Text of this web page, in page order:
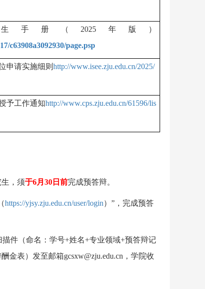
手册（ 2025 年版）
c63908a3092930/page.psp
申请实施细则 http://www.isee.zju.edu.cn/2025/
予工作通知http://www.cps.zju.edu.cn/61596/lis
，须于6月 30 日前完成预答辩。
https://yjsy.zju.edu.cn/user/login） ”，完成预答
描件（命名：学号+姓名+专业领域+预答辩记
金表）发至邮箱gcsxw@zju.edu.cn ，学院收